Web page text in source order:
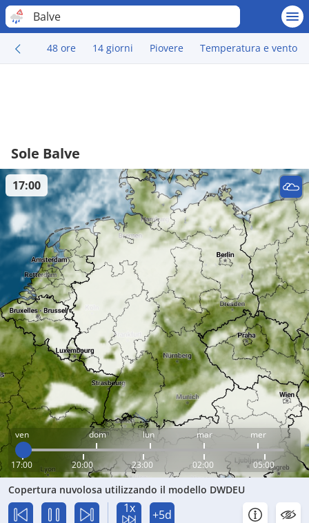
Balve
48 ore 14 giorni Piovere Temperatura e vento
Sole Balve
ven dom lun mar mer
17:00 20:00 23:00 02:00 05:00
17:00
Copertura nuvolosa utilizzando il modello DWDEU
1x +5d